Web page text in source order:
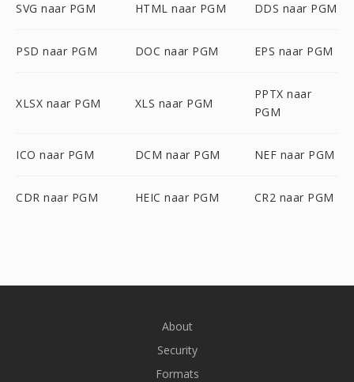
SVG naar PGM HTML naar PGM DDS naar PGM
PSD naar PGM DOC naar PGM EPS naar PGM
XLSX naar PGM XLS naar PGM
PPTX naar
PGM
ICO naar PGM DCM naar PGM NEF naar PGM
CDR naar PGM HEIC naar PGM CR2 naar PGM
About
Security
Formats